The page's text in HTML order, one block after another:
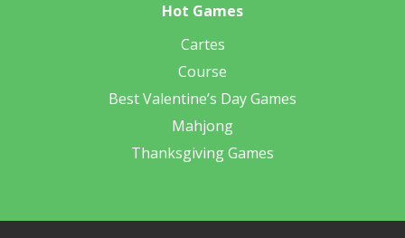
Hot Games
Cartes
Course
Best Valentine’s Day Games
Mahjong
Thanksgiving Games